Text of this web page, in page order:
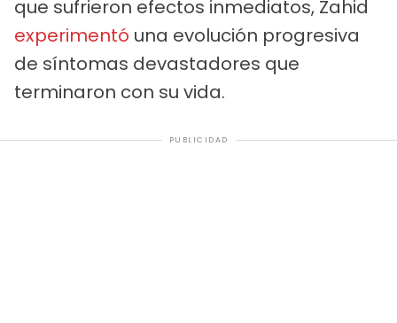
que sufrieron efectos inmediatos, Zahid
experimentó una evolución progresiva
de síntomas devastadores que
terminaron con su vida.
PUBLICIDAD